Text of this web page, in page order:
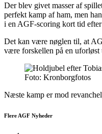
Der blev givet masser af
perfekt kamp af ham, men
i en AGF-scoring kort tid
Det kan være nøglen til, at
være forskellen på en
Foto: Kronborgfotos
Næste kamp er mod
Flere AGF Nyheder